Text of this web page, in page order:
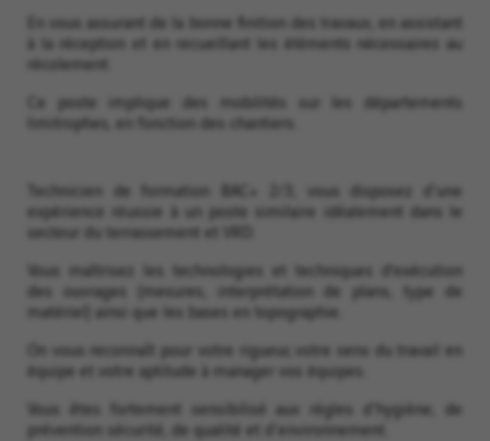
En vous assurant de la bonne finition des travaux, en assistant
à la réception et en recueillant les éléments nécessaires au
récolement.
Ce poste implique des mobilités sur les départements
limitrophes, en fonction des chantiers.
Technicien de formation BAC+ 2/3, vous disposez d'une
expérience réussie à un poste similaire idéalement dans le
secteur du terrassement et VRD.
Vous maîtrisez les technologies et techniques d’exécution
des ouvrages (mesures, interprétation de plans, type de
matériel) ainsi que les bases en topographie.
On vous reconnaît pour votre rigueur, votre sens du travail en
équipe et votre aptitude à manager vos équipes.
Vous êtes fortement sensibilisé aux règles d'hygiène, de
prévention sécurité, de qualité et d'environnement.